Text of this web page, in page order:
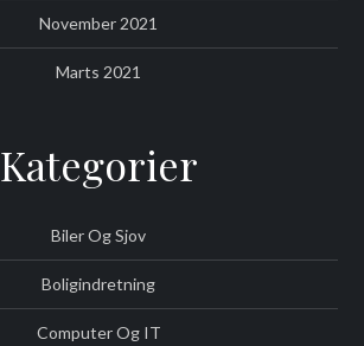
November 2021
Marts 2021
Kategorier
Biler Og Sjov
Boligindretning
Computer Og IT